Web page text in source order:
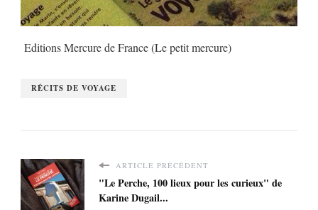
Editions Mercure de France (Le petit mercure)
RÉCITS DE VOYAGE
ARTICLE PRÉCÉDENT
"Le Perche, 100 lieux pour les curieux" de
Karine Dugail...